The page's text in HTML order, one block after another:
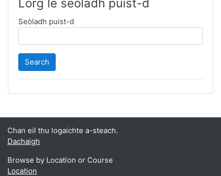
Lorg le seòladh puist-d
Seòladh puist-d
Chan eil thu logaichte a-steach.
Dachaigh
Browse by Location or Course
Location